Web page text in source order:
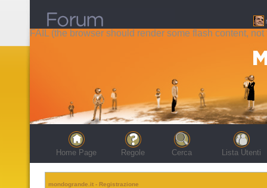
FAIL (the browser should render some flash content, not
Home Page Regole Cerca Lista Utenti
mondogrande.it - Registrazione